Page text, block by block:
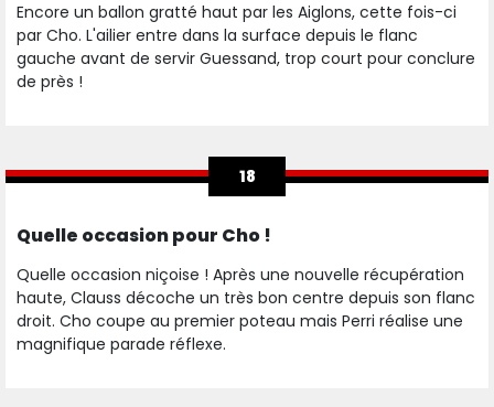
Encore un ballon gratté haut par les Aiglons, cette fois-ci
par Cho. L'ailier entre dans la surface depuis le flanc
gauche avant de servir Guessand, trop court pour conclure
de près !
18
Quelle occasion pour Cho !
Quelle occasion niçoise ! Après une nouvelle récupération
haute, Clauss décoche un très bon centre depuis son flanc
droit. Cho coupe au premier poteau mais Perri réalise une
magnifique parade réflexe.